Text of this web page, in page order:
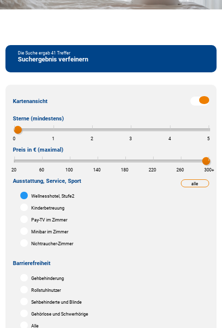
Die Suche ergab41 Treffer
Suchergebnis verfeinern
Kartenansicht
Sterne (mindestens)
0 1 2 3 4 5
Preis in € (maximal)
20 60 100 140 180 220 260 300+
alle
Ausstattung, Service, Sport
Wellnesshotel, Stufe2
Kinderbetreuung
Pay-TV im Zimmer
Minibar im Zimmer
Nichtraucher-Zimmer
Barrierefreiheit
Gehbehinderung
Rollstuhlnutzer
Sehbehinderte und Blinde
Gehörlose und Schwerhörige
Alle